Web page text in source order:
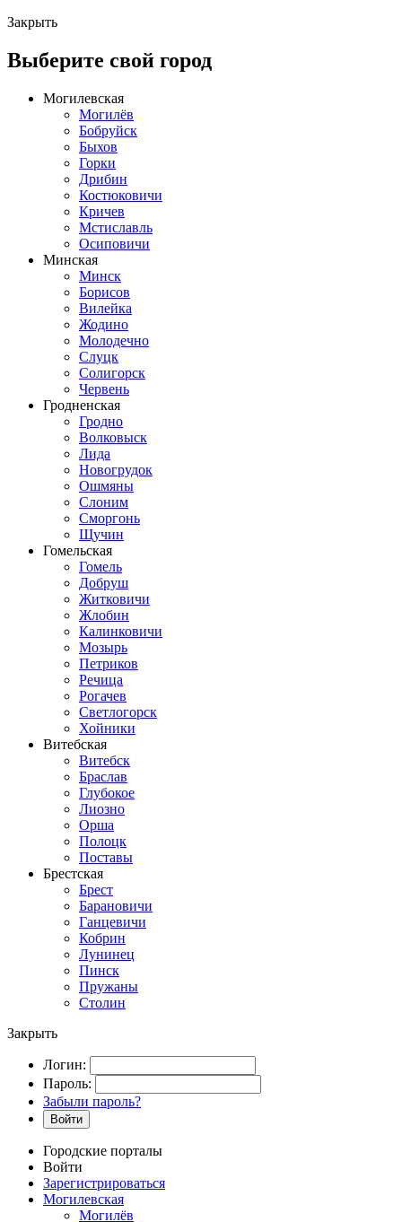
Закрыть
Выберите свой город
Могилевская
Могилёв
Бобруйск
Быхов
Горки
Дрибин
Костюковичи
Кричев
Мстиславль
Осиповичи
Минская
Минск
Борисов
Вилейка
Жодино
Молодечно
Слуцк
Солигорск
Червень
Гродненская
Гродно
Волковыск
Лида
Новогрудок
Ошмяны
Слоним
Сморгонь
Щучин
Гомельская
Гомель
Добруш
Житковичи
Жлобин
Калинковичи
Мозырь
Петриков
Речица
Рогачев
Светлогорск
Хойники
Витебская
Витебск
Браслав
Глубокое
Лиозно
Орша
Полоцк
Поставы
Брестская
Брест
Барановичи
Ганцевичи
Кобрин
Лунинец
Пинск
Пружаны
Столин
Закрыть
Логин:
Пароль:
Забыли пароль?
Войти
Городские порталы
Войти
Зарегистрироваться
Могилевская
Могилёв